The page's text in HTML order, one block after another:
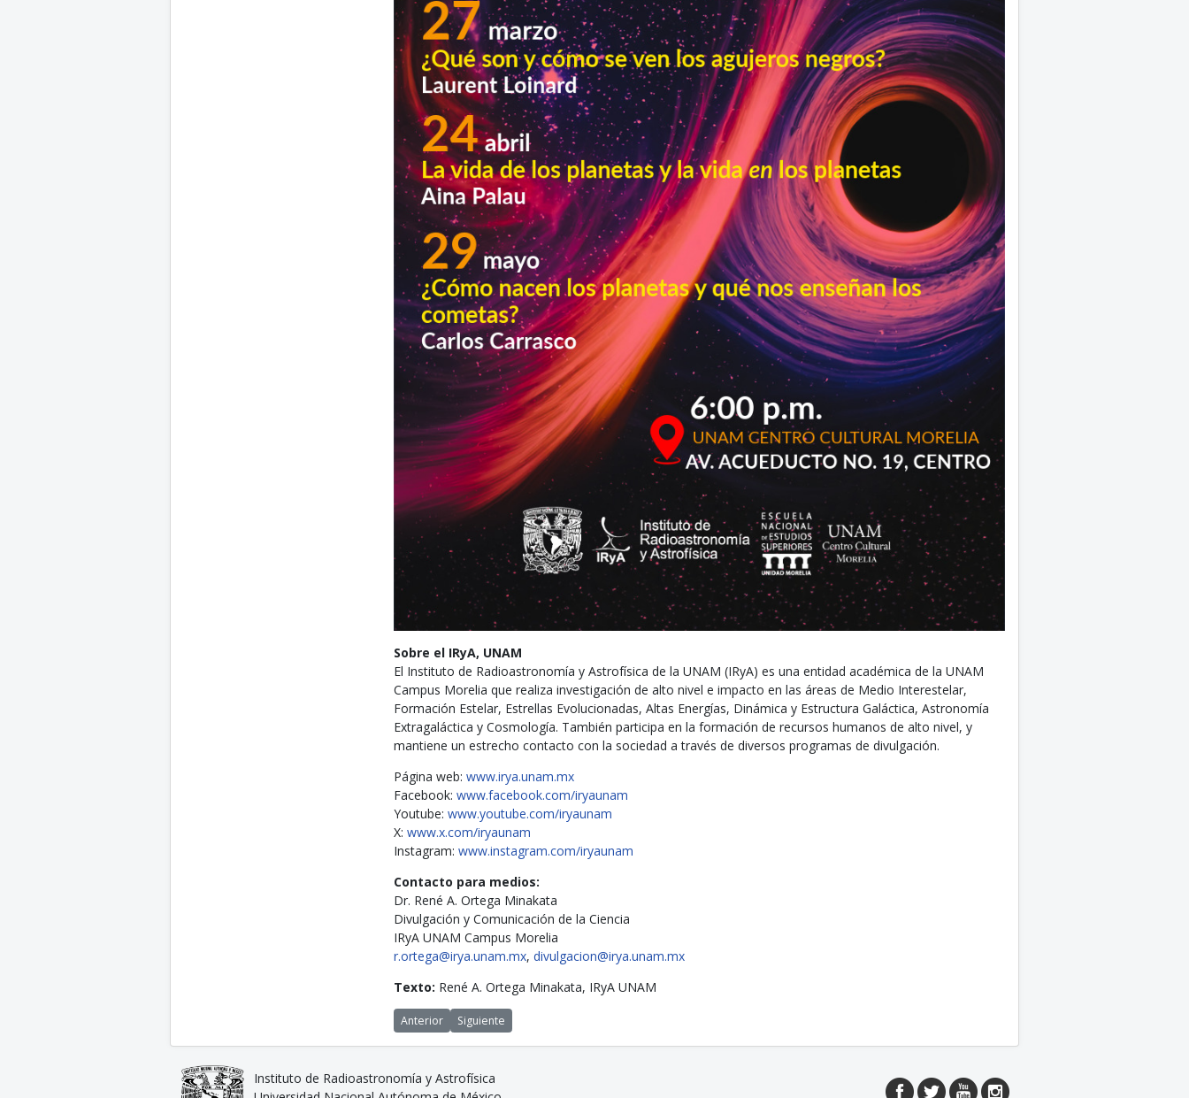
Sobre el IRyA, UNAM
El Instituto de Radioastronomía y Astrofísica de la UNAM (IRyA) es una entidad académica de la UNAM
Campus Morelia que realiza investigación de alto nivel e impacto en las áreas de Medio Interestelar,
Formación Estelar, Estrellas Evolucionadas, Altas Energías, Dinámica y Estructura Galáctica, Astronomía
Extragaláctica y Cosmología. También participa en la formación de recursos humanos de alto nivel, y
mantiene un estrecho contacto con la sociedad a través de diversos programas de divulgación.
Página web:www.irya.unam.mx
Facebook:www.facebook.com/iryaunam
Youtube:www.youtube.com/iryaunam
X:www.x.com/iryaunam
Instagram:www.instagram.com/iryaunam
Contacto para medios:
Dr. René A. Ortega Minakata
Divulgación y Comunicación de la Ciencia
IRyA UNAM Campus Morelia
r.ortega@irya.unam.mx,divulgacion@irya.unam.mx
Texto: René A. Ortega Minakata, IRyA UNAM
Artículo anterior: Nuevo libro escrito en el IRyA, referente global en formación estelar
Anterior Artículo siguiente: Eric Jiménez elegido Miembro Joven de La Academia Mundial de Ciencias
Siguiente
Instituto de Radioastronomía y Astrofísica